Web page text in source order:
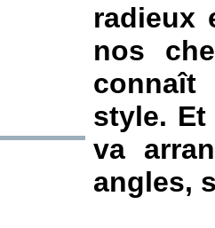
radieux
nos
connaît
style. Et
va
angles,